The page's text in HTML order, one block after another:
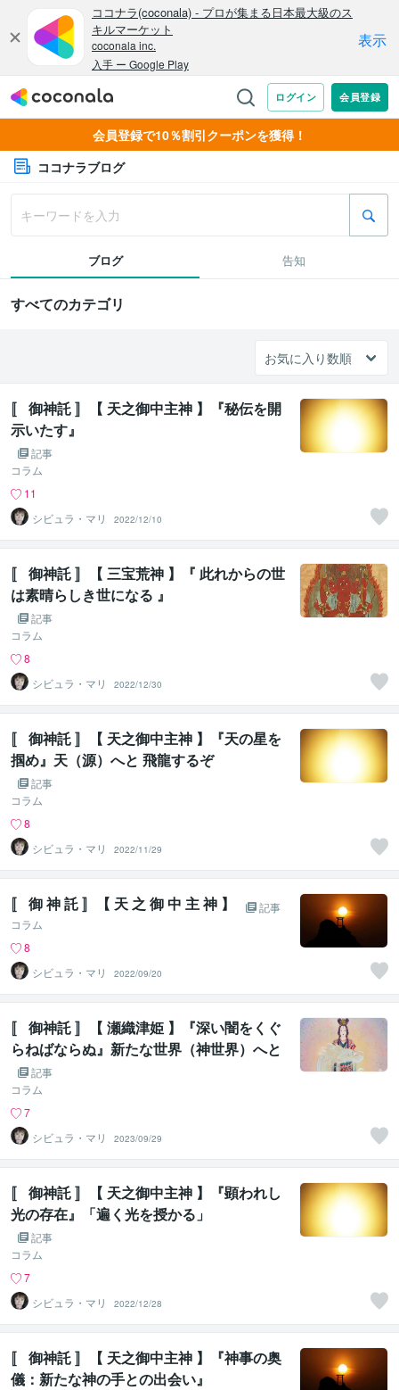
会員登録で10％割引クーポンを獲得！
ココナラブログ
ブログ 告知
すべてのカテゴリ
〚 御神託 〛【 天之御中主神 】『秘伝を開
示いたす』
記事
コラム
11
シビュラ・マリ
2022/12/10
〚 御神託 〛【 三宝荒神 】『 此れからの世
は素晴らしき世になる 』
記事
コラム
8
シビュラ・マリ
2022/12/30
〚 御神託 〛【 天之御中主神 】『天の星を
掴め』天（源）へと 飛龍するぞ
記事
コラム
8
シビュラ・マリ
2022/11/29
〚 御 神 託 〛【 天 之 御 中 主 神 】
記事
コラム
8
シビュラ・マリ
2022/09/20
〚 御神託 〛【 瀬織津姫 】『深い闇をくぐ
らねばならぬ』新たな世界（神世界）へと
移行する為に
記事
コラム
7
シビュラ・マリ
2023/09/29
〚 御神託 〛【 天之御中主神 】『顕われし
光の存在』「遍く光を授かる」
記事
コラム
7
シビュラ・マリ
2022/12/28
〚 御神託 〛【 天之御中主神 】『神事の奥
儀：新たな神の手との出会い』